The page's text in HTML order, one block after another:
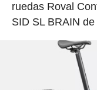
ruedas Roval
SID SL BRAIN